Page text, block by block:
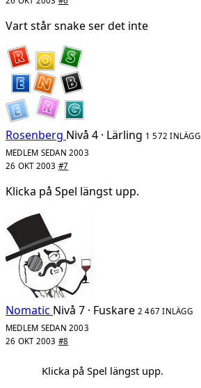
Vart står snake ser det inte
Rosenberg Nivå 4 · Lärling 1 572 INLÄGG
MEDLEM SEDAN 2003
26 OKT 2003 #7
Klicka på Spel längst upp.
Nomatic Nivå 7 · Fuskare 2 467 INLÄGG
MEDLEM SEDAN 2003
26 OKT 2003 #8
Klicka på Spel längst upp.